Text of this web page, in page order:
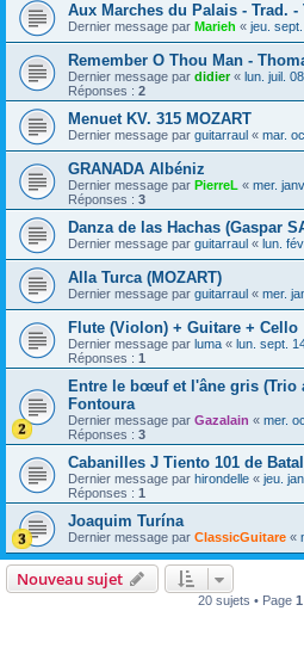
Aux Marches du Palais - Trad. -
Dernier message par Marieh « jeu.
Remember O Thou Man -
Dernier message par didier« lun. juil.
Réponses : 2
Menuet KV. 315 MOZART
Dernier message par guitarraul « mar.
GRANADA Albéniz
Dernier message par PierreL « mer.
Réponses : 3
Danza de las Hachas (Gaspar
Dernier message par guitarraul « lun.
Alla Turca (MOZART)
Dernier message par guitarraul « mer.
Flute (Violon) + Guitare + Cello
Dernier message par luma « lun. sept.
Réponses : 1
Entre le bœuf et l'âne gris (Trio
Fontoura
Dernier message par Gazalain « mer.
Réponses : 3
Cabanilles J Tiento 101 de
Dernier message par hirondelle « jeu.
Réponses : 1
Joaquim Turína
Dernier message par ClassicGuitare «
Nouveau sujet
20 sujets • Page 1